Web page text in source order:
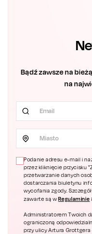
Bądź zawsze na
na
Miasto
Podanie adresu e-mail i
przez kliknięcie przycisku
przetwarzanie danych
dostarczania biuletynu
wycofania zgody.
zawarte są wRegulaminie
Administratorem Twoich
ograniczoną
przy ulicy Artura